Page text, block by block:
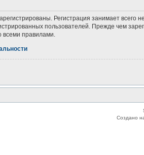
Регистрация занимает всего
пользователей. Прежде чем
всеми правилами.
Создано